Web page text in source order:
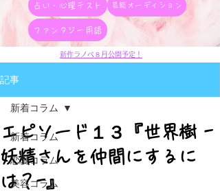
占い・心理テスト 芸能オーディション
ファンタジー用語
新作ラノベ８月公開予定！
記事
新着コラム
恋愛コラム
美容コラム
新着コラム
エピソード１３『世界樹 -
妖精さんを仲間にするに
は？-』